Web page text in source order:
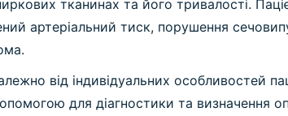
тканинах та його тривалості.
артеріальний тиск, порушення
від індивідуальних особливостей
для діагностики та визначення